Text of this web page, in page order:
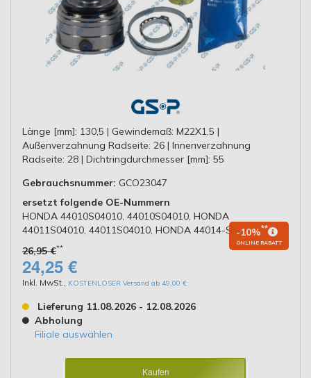
Länge [mm]: 130,5 | Gewindemaß: M22X1,5 |
Außenverzahnung Radseite: 26 | Innenverzahnung
Radseite: 28 | Dichtringdurchmesser [mm]: 55
Gebrauchsnummer: GCO23047
ersetzt folgende OE-Nummern
HONDA 44010S04010, 44010S04010, HONDA
44011S04010, 44011S04010, HONDA 44014-S04-010
26,95 €**
-10%**
ONLINE RABATT
24,25 €
Inkl. MwSt. KOSTENLOSER Versand ab 49,00 €
Lieferung 11.08.2026 - 12.08.2026
Abholung
Filiale auswählen
Kaufen